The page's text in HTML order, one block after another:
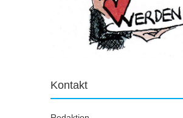
Kontakt